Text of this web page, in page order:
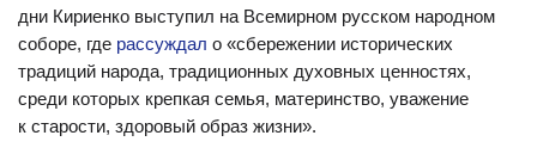
Историквыступаетза введение в России официальной
идеологии и называет людей, уехавших из России из-за
мобилизации, трусами.
«Экзистенция вопроса жизни и смерти вернулась, и все
дни Кириенко выступил на Всемирном русском народном
соборе, где рассуждал о «сбережении исторических
традиций народа, традиционных духовных ценностях,
среди которых крепкая семья, материнство, уважение
к старости, здоровый образ жизни».